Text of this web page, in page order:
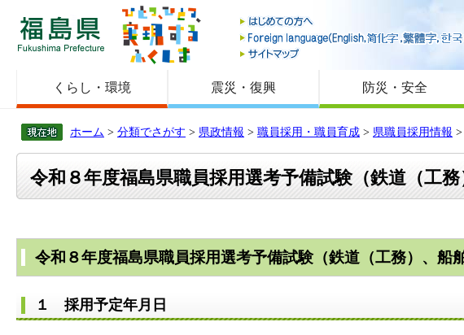
福島県
くらし・環境 震災・復興 防災・安全
ホーム > 分類でさがす > 県政情報 > 職員採用・職員育成 > 県職員採用情報 >
令和８年度福島県職員採用選考予備試験（鉄道（工
令和８年度福島県職員採用選考予備試験（鉄道（工務）、船
１ 採用予定年月日